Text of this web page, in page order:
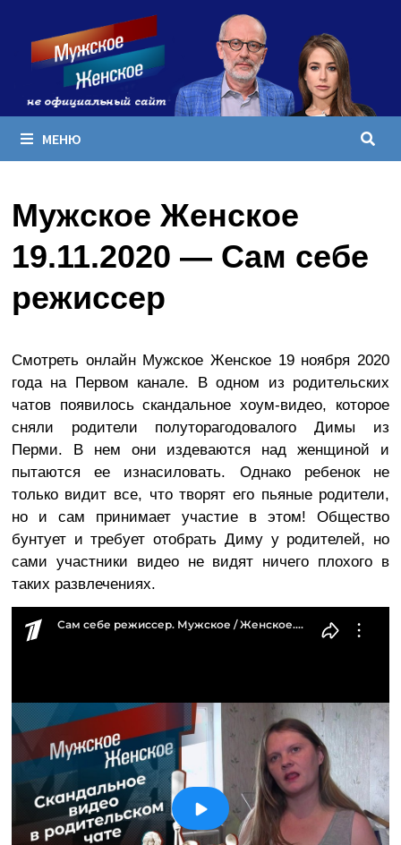
содержимому
МЕНЮ
Мужское Женское
19.11.2020 — Сам себе
режиссер
Смотреть онлайн Мужское Женское 19 ноября 2020
года на Первом канале. В одном из родительских
чатов появилось скандальное хоум-видео, которое
сняли родители полуторагодовалого Димы из
Перми. В нем они издеваются над женщиной и
пытаются ее изнасиловать. Однако ребенок не
только видит все, что творят его пьяные родители,
но и сам принимает участие в этом! Общество
бунтует и требует отобрать Диму у родителей, но
сами участники видео не видят ничего плохого в
таких развлечениях.